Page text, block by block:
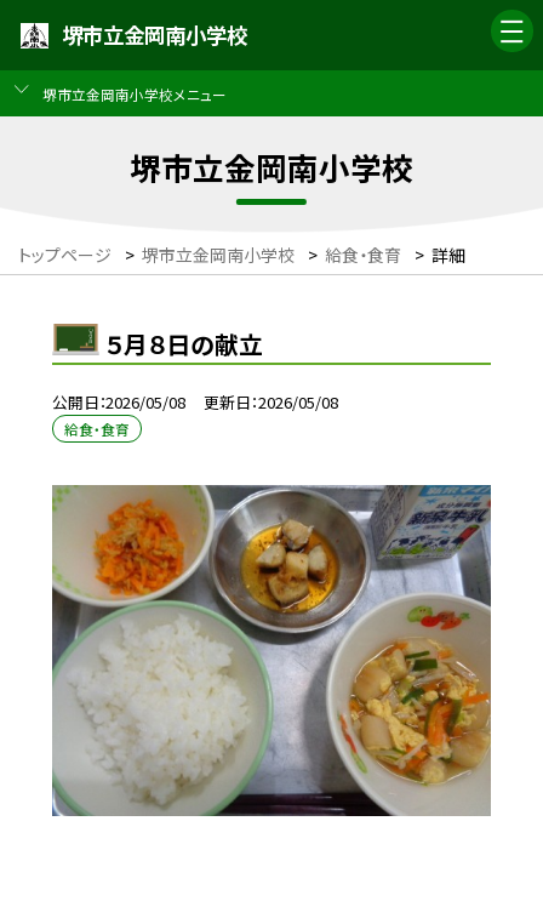
堺市立金岡南小学校
堺市立金岡南小学校メニュー
堺市立金岡南小学校
トップページ > 堺市立金岡南小学校 > 給食・食育 > 詳細
５月８日の献立
公開日 2026/05/08 更新日 2026/05/08
給食・食育